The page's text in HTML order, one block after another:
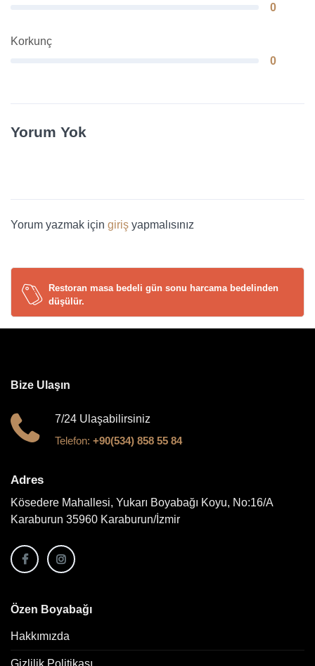
0
Korkunç
0
Yorum Yok
Yorum yazmak için giriş yapmalısınız
Restoran masa bedeli gün sonu harcama bedelinden
düşülür.
Bize Ulaşın
7/24 Ulaşabilirsiniz
Telefon: +90(534) 858 55 84
Adres
Kösedere Mahallesi, Yukarı Boyabağı Koyu, No:16/A
Karaburun 35960 Karaburun/İzmir
Özen Boyabağı
Hakkımızda
Gizlilik Politikası